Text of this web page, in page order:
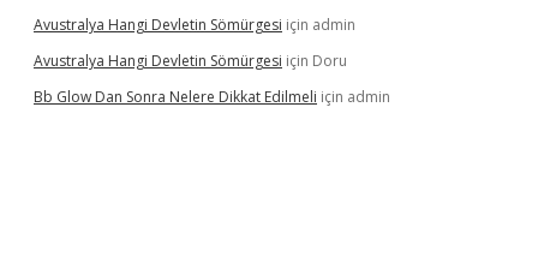
Avustralya Hangi Devletin Sömürgesi için admin
Avustralya Hangi Devletin Sömürgesi için Doru
Bb Glow Dan Sonra Nelere Dikkat Edilmeli için admin